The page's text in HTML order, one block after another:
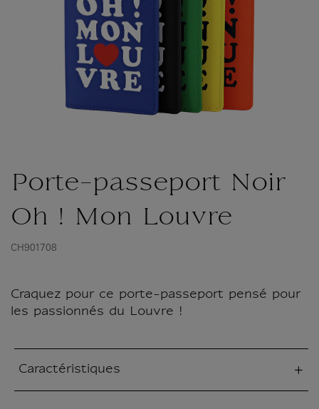
Porte-passeport Noir
Oh ! Mon Louvre
CH901708
Craquez pour ce porte-passeport pensé pour
les passionnés du Louvre !
Caractéristiques